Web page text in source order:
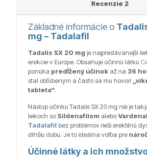
Recenzie 2
Základné informácie o
mg – Tadalafil
Tadalis SX 20 mg je najpredávanejší
erekcie v Európe. Obsahuje účinnú látku
ponúka predĺžený účinok až na 36
stal obľúbeným a často sa mu hovorí
tableta“.
Nástup účinku Tadalis SX 20 mg nie je
liekoch so Sildenafilom alebo
Tadalafil bez problémov rieši erektilnú
dlhšiu dobu. Je to ideálna voľba pre
Účinné látky a ich